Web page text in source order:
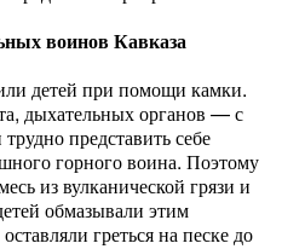
воинов Кавказа
детей при помощи камки.
дыхательных органов — с
представить себе
горного воина. Поэтому
из вулканической грязи и
обмазывали этим
греться на песке до